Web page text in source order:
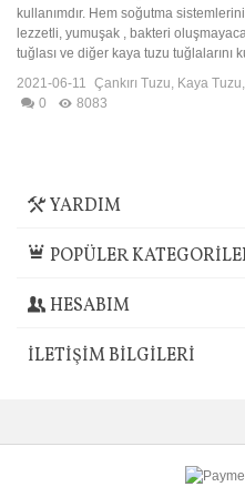
kullanımdır. Hem soğutma
lezzetli, yumuşak , bakteri
tuğlası ve diğer kaya tuzu tuğlalarını
2021-06-11 Çankırı Tuzu, Kaya Tuzu,
0
8083
YARDIM
POPÜLER
HESABIM
İLETIŞIM BILGILERI